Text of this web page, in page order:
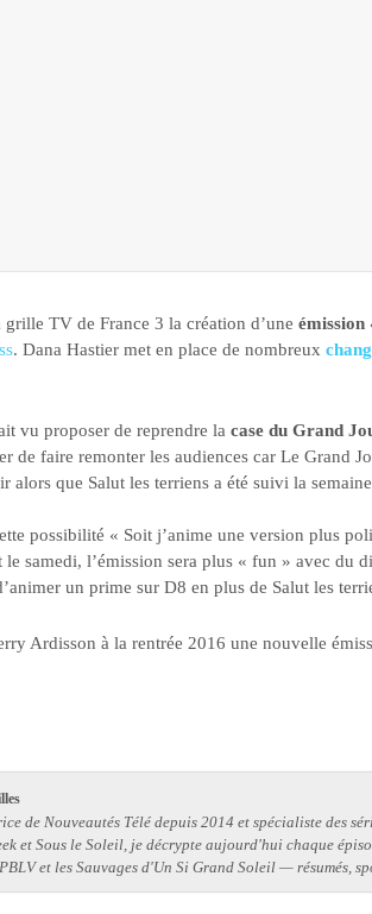
TV de France 3 la création d’une émission
. Dana Hastier met en place de nombreux
vu proposer de reprendre la case du Grand
de faire remonter les audiences car Le Grand
alors que Salut les terriens a été suivi la
possibilité « Soit j’anime une version plus
le samedi, l’émission sera plus « fun » avec du
un prime sur D8 en plus de Salut les
Ardisson à la rentrée 2016 une nouvelle
de Nouveautés Télé depuis 2014 et spécialiste des
et Sous le Soleil, je décrypte aujourd'hui chaque
et les Sauvages d'Un Si Grand Soleil — résumés,